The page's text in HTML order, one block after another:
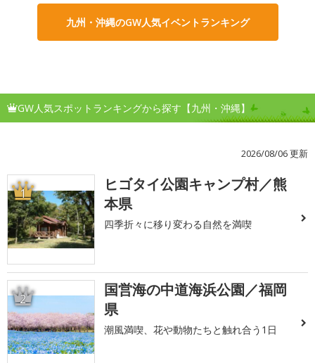
九州・沖縄のGW人気イベントランキング
GW人気スポットランキングから探す【九州・沖縄】
2026/08/06 更新
1
ヒゴタイ公園キャンプ村／熊
本県
四季折々に移り変わる自然を満喫
2
国営海の中道海浜公園／福岡
県
潮風満喫、花や動物たちと触れ合う1日